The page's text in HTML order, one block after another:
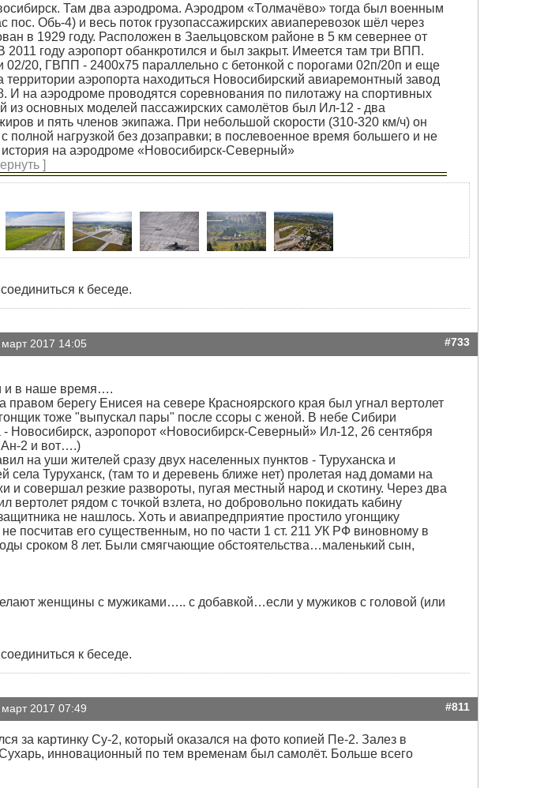
Там два аэродрома. Аэродром «Толмачёво» тогда был военным
пос. Обь-4) и весь поток грузопассажирских авиаперевозок шёл через
в 1929 году. Расположен в Заельцовском районе в 5 км севернее от
2011 году аэропорт обанкротился и был закрыт. Имеется там три ВПП.
20, ГВПП - 2400х75 параллельно с бетонкой с порогами 02п/20п и еще
аэропорта находиться Новосибирский авиаремонтный завод
И на аэродроме проводятся соревнования по пилотажу на спортивных
из основных моделей пассажирских самолётов был Ил-12 - два
и пять членов экипажа. При небольшой скорости (310-320 км/ч) он
полной нагрузкой без дозаправки; в послевоенное время большего и не
на аэродроме «Новосибирск-Северный»
]
к беседе.
март 2017 14:05 #733
и в наше время….
правом берегу Енисея на севере Красноярского края был угнал вертолет
тоже "выпускал пары" после ссоры с женой. В небе Сибири
Новосибирск, аэропорот «Новосибирск-Северный» Ил-12, 26 сентября
Ан-2 и вот….)
на уши жителей сразу двух населенных пунктов - Туруханска и
села Туруханск, (там то и деревень ближе нет) пролетая над домами на
и совершал резкие развороты, пугая местный народ и скотину. Через два
вертолет рядом с точкой взлета, но добровольно покидать кабину
не нашлось. Хоть и авиапредприятие простило угонщику
посчитав его существенным, но по части 1 ст. 211 УК РФ виновному в
сроком 8 лет. Были смягчающие обстоятельства…маленький сын,
женщины с мужиками….. с добавкой…если у мужиков с головой (или
к беседе.
март 2017 07:49 #811
за картинку Су-2, который оказался на фото копией Пе-2. Залез в
инновационный по тем временам был самолёт. Больше всего